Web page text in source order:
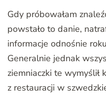
Gdy próbowałam
powstało to danie,
informacje odnośnie
Generalnie jednak
ziemniaczki te wymyślił
z restauracji w